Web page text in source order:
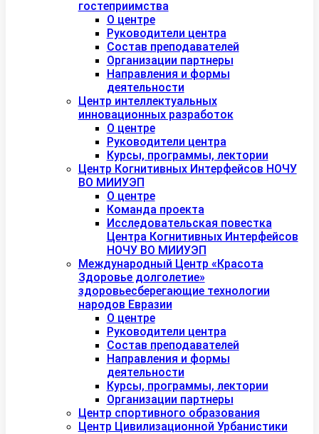
гостеприимства
О центре
Руководители центра
Состав преподавателей
Организации партнеры
Направления и формы
деятельности
Центр интеллектуальных
инновационных разработок
О центре
Руководители центра
Курсы, программы, лектории
Центр Когнитивных Интерфейсов НОЧУ
ВО МИИУЭП
О центре
Команда проекта
Исследовательская повестка
Центра Когнитивных Интерфейсов
НОЧУ ВО МИИУЭП
Международный Центр «Красота
Здоровье долголетие»
здоровьесберегающие технологии
народов Евразии
О центре
Руководители центра
Состав преподавателей
Направления и формы
деятельности
Курсы, программы, лектории
Организации партнеры
Центр спортивного образования
Центр Цивилизационной Урбанистики